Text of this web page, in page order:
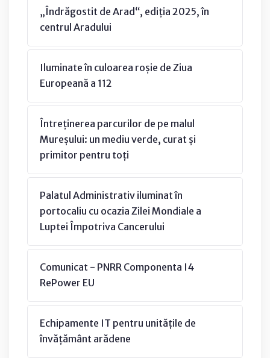
„Îndrăgostit de Arad“, ediția 2025, în
centrul Aradului
Iluminate în culoarea roșie de Ziua
Europeană a 112
Întreținerea parcurilor de pe malul
Mureșului: un mediu verde, curat și
primitor pentru toți
Palatul Administrativ iluminat în
portocaliu cu ocazia Zilei Mondiale a
Luptei Împotriva Cancerului
Comunicat - PNRR Componenta I4
RePower EU
Echipamente IT pentru unitățile de
învățământ arădene